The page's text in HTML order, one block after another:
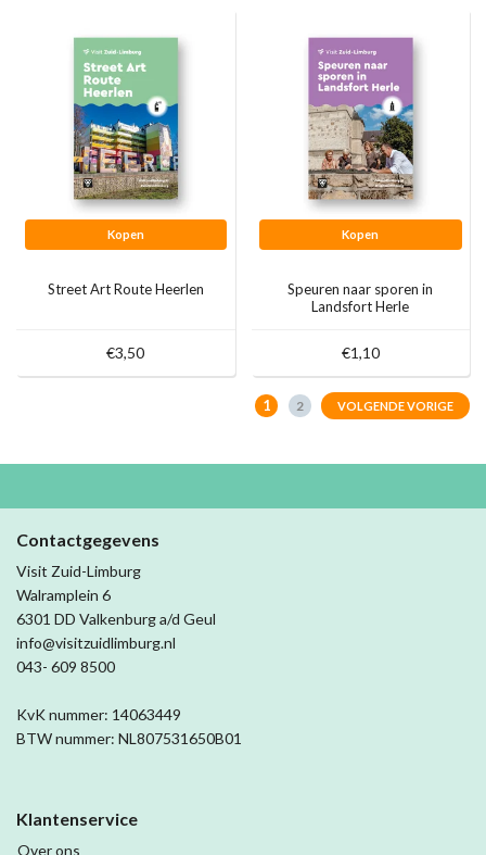
Kopen
Street Art Route Heerlen
€3,50
Kopen
Speuren naar sporen in
Landsfort Herle
€1,10
1 2 VOLGENDE VORIGE
Contactgegevens
Visit Zuid-Limburg
Walramplein 6
6301 DD Valkenburg a/d Geul
info@visitzuidlimburg.nl
043- 609 8500
KvK nummer: 14063449
BTW nummer: NL807531650B01
Klantenservice
Over ons